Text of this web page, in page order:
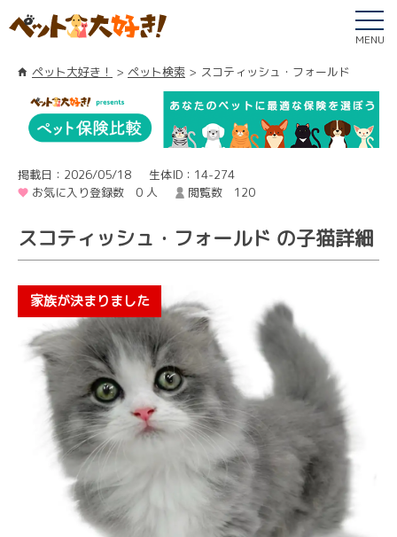
MENU
ペット大好き！ ペット検索 スコティッシュ・フォールド
掲載日：2026/05/18
生体ID：14-274
お気に入り登録数 0 人
閲覧数 120
スコティッシュ・フォールド の子猫詳細